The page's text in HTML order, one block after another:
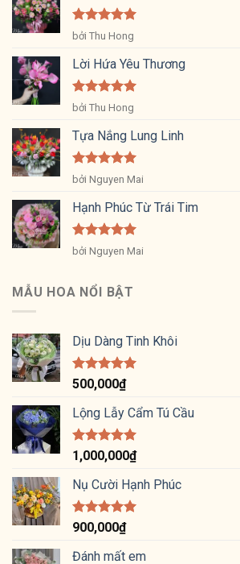
Được xếp
sao
bởi Thu Hong
Lời Hứa Yêu Thương
Được xếp
sao
bởi Thu Hong
Tựa Nắng Lung Linh
Được xếp
hạng 55
sao
bởi Nguyen Mai
Hạnh Phúc Từ Trái Tim
Được xếp
hạng 55
bởi Nguyen Mai
MẪU HOA NỔI BẬT
Dịu Dàng Tinh Khôi
Được xếp
hạng
5.00
5 sao
500,000₫
Lộng Lẫy Cẩm Tú Cầu
Được xếp
hạng 5.00
5 sao
1,000,000₫
Nụ Cười Hạnh Phúc
Được xếp
hạng
5.00
5 sao
900,000₫
Đánh mất em